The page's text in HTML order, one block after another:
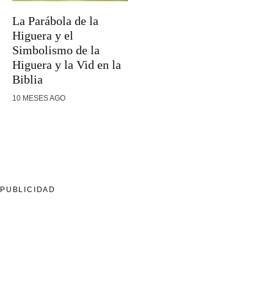
La Parábola de la
Higuera y el
Simbolismo de la
Higuera y la Vid en la
Biblia
10 MESES AGO
PUBLICIDAD